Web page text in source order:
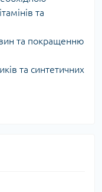
та
та покращенню
та синтетичних